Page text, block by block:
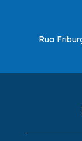
Rua